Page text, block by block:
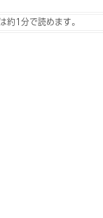
約1分で読めます。